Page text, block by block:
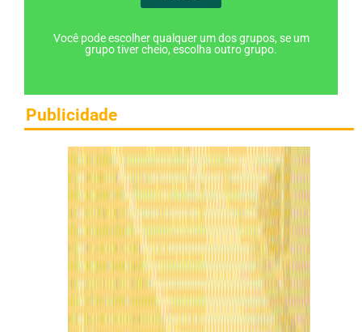
Você pode escolher qualquer um dos grupos, se um
grupo tiver cheio, escolha outro grupo.
Publicidade